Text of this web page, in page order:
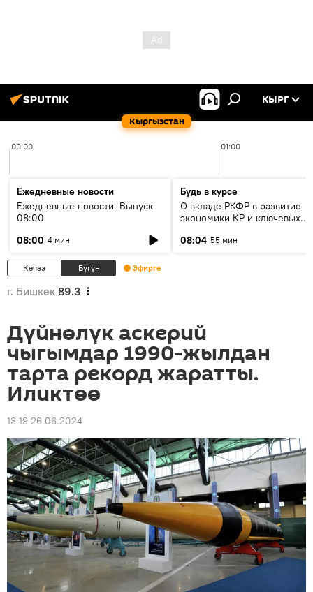
Кыргызстан
КЫРГ
00:00 01:00
Ежедневные новости
Ежедневные новости. Выпуск
08:00
08:00 4 мин
Будь в курсе
О вкладе РКФР в развитие
экономики КР и ключевых
08:04 55 мин
Кечээ Бүгүн Эфирге
г. Бишкек 89.3
Дүйнөлүк аскерий
чыгымдар 1990-жылдан
тарта рекорд жаратты.
Иликтөө
13:19 26.06.2024